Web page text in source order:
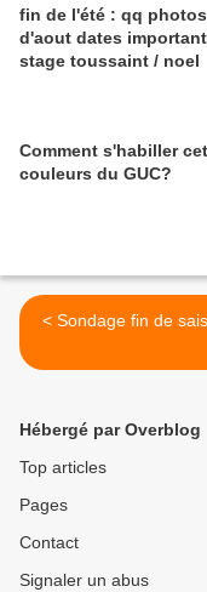
fin de l'été : qq
d'aout dates
stage toussaint / noel
Comment s'habiller
couleurs du GUC?
< Sondage fin de
Hébergé par Overblog
Top articles
Pages
Contact
Signaler un abus